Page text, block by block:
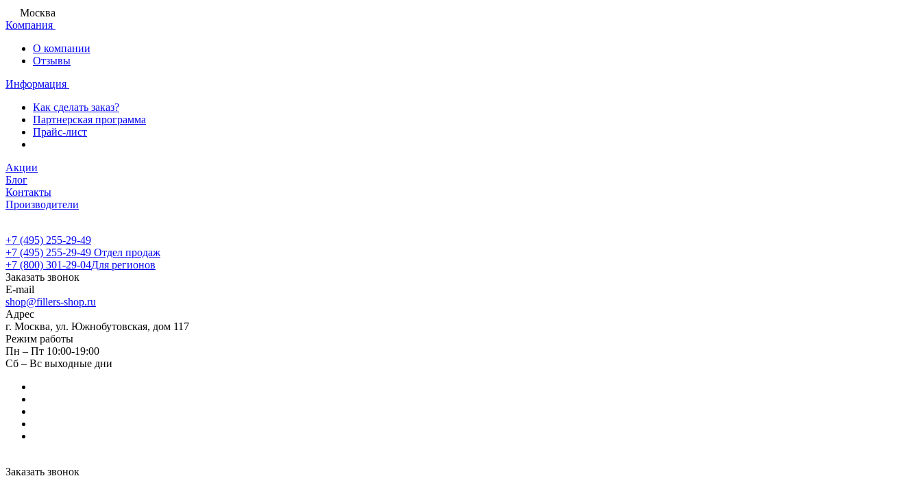
Москва
Компания
О компании
Отзывы
Информация
Как сделать заказ?
Партнерская программа
Прайс-лист
Акции
Блог
Контакты
Производители
+7 (495) 255-29-49
+7 (495) 255-29-49 Отдел продаж
+7 (800) 301-29-04Для регионов
Заказать звонок
E-mail
shop@fillers-shop.ru
Адрес
г. Москва, ул. Южнобутовская, дом 117
Режим работы
Пн – Пт 10:00-19:00
Сб – Вс выходные дни
Заказать звонок